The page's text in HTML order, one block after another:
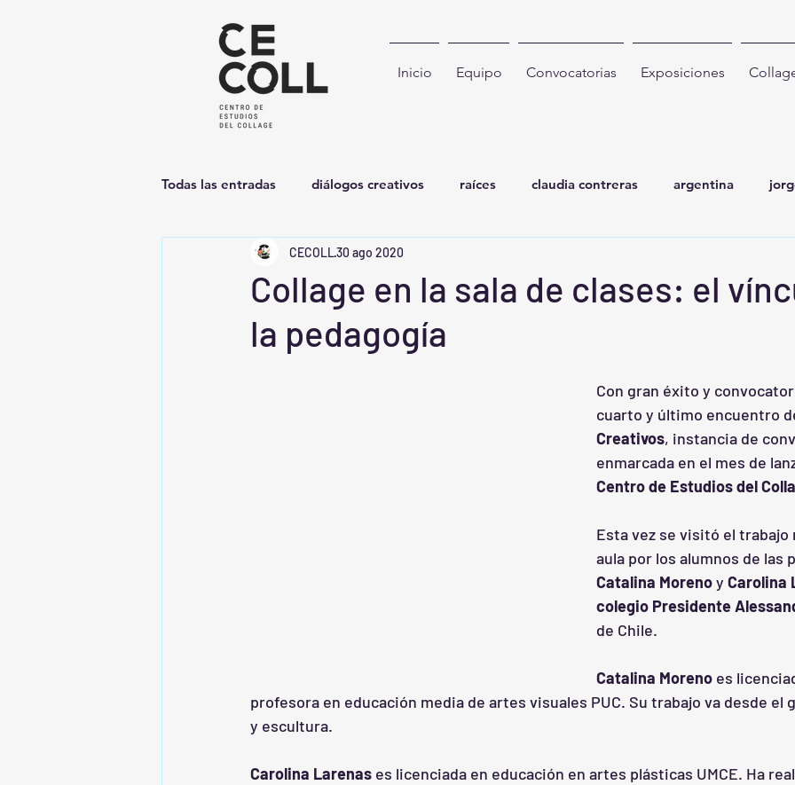
Inicio Equipo Convocatorias Exposiciones
Todas las entradas diálogos creativos raíces claudia contreras argentina
pedagogía unctad
Equipo CECOLL CECOLL Exhibiciones
Collage en la sala de clases: el
la pedagogía
CECOLL30 ago 2020
Con gran éxito y
cuarto y último encuentro
Creativos, instancia de
enmarcada en el mes de
Centro de Estudios del
Esta vez se visitó el trabajo
aula por los alumnos de las
Catalina Moreno y Carolina
colegio Presidente
de Chile.
Catalina Moreno es
profesora en educación media de artes visuales PUC. Su trabajo va desde el
y escultura.
Carolina Larenas es licenciada en educación en artes plásticas UMCE. Ha